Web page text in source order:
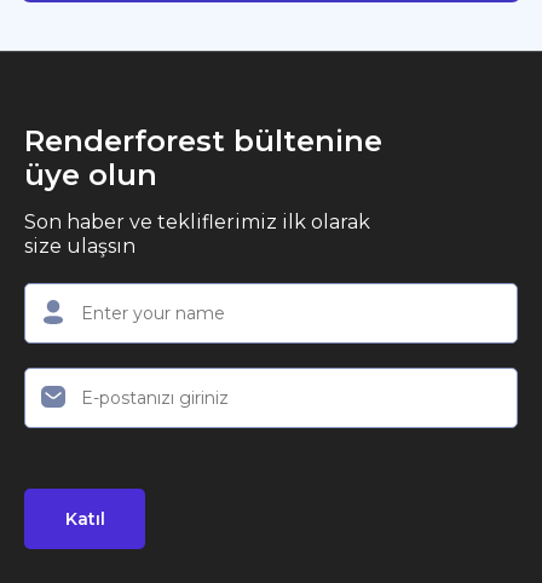
Renderforest bültenine
üye olun
Son haber ve tekliflerimiz ilk olarak
size ulaşsın
Katıl